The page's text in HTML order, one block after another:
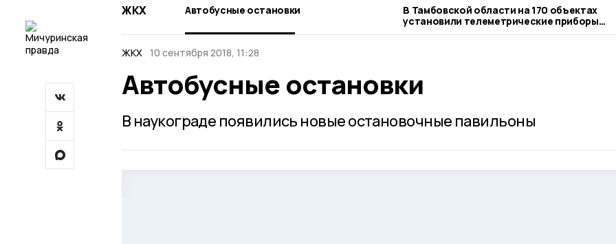
ЖКХ Автобусные остановки
В Тамбовской области на 170 объектах
установили телеметрические приборы
учета газа
ЖКХ 10 сентября 2018, 11:28
Автобусные остановки
В наукограде появились новые остановочные павильоны